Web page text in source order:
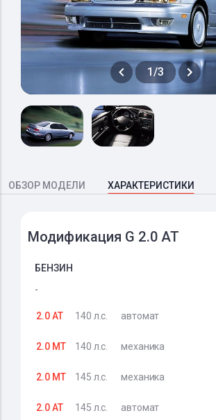
1/3
ОБЗОР МОДЕЛИ ХАРАКТЕРИСТИКИ
Модификация G 2.0 AT
БЕНЗИН
-
2.0 AT 140 л.с. автомат
2.0 MT 140 л.с. механика
2.0 MT 145 л.с. механика
2.0 AT 145 л.с. автомат